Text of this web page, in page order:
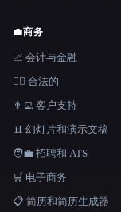
💼商务
📈 会计与金融
👩‍⚖️ 合法的
👨‍💻 客户支持
📊 幻灯片和演示文稿
🧑‍💼 招聘和 ATS
🛒 电子商务
📋 简历和简历生成器